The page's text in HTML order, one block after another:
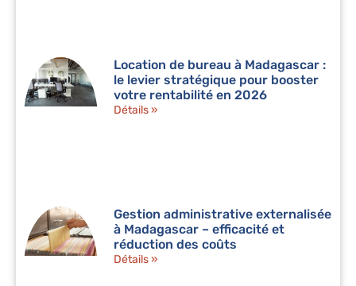
Location de bureau à Madagascar :
le levier stratégique pour booster
votre rentabilité en 2026
Détails »
Gestion administrative externalisée
à Madagascar – efficacité et
réduction des coûts
Détails »